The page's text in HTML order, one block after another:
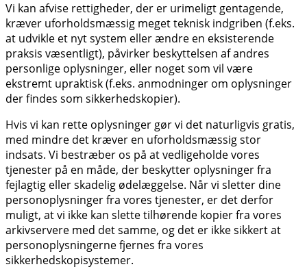
Vi kan afvise rettigheder, der er urimeligt gentagende,
kræver uforholdsmæssig meget teknisk indgriben (f.eks.
at udvikle et nyt system eller ændre en eksisterende
praksis væsentligt), påvirker beskyttelsen af andres
personlige oplysninger, eller noget som vil være
ekstremt upraktisk (f.eks. anmodninger om oplysninger
der findes som sikkerhedskopier).
Hvis vi kan rette oplysninger gør vi det naturligvis gratis,
med mindre det kræver en uforholdsmæssig stor
indsats. Vi bestræber os på at vedligeholde vores
tjenester på en måde, der beskytter oplysninger fra
fejlagtig eller skadelig ødelæggelse. Når vi sletter dine
personoplysninger fra vores tjenester, er det derfor
muligt, at vi ikke kan slette tilhørende kopier fra vores
arkivservere med det samme, og det er ikke sikkert at
personoplysningerne fjernes fra vores
sikkerhedskopisystemer.